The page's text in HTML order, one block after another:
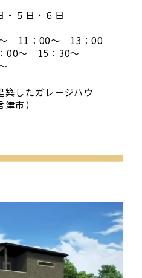
・５日・６日
11：00～ 13：00
00～ 15：30～
築したガレージハウ
市）